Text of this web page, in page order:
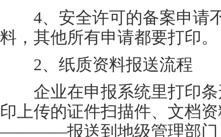
4、安全许可的备案申请
料，其他所有申请都要打印。
2、纸质资料报送流程
企业在申报系统里打印条
印上传的证件扫描件、文档
————报送到地级管理部门